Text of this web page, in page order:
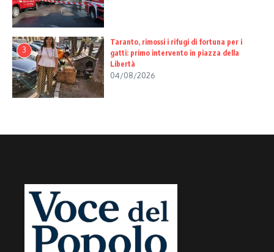
3
Taranto, rimossi i rifugi di fortuna per i
gatti: primo intervento in piazza della
Libertà
04/08/2026